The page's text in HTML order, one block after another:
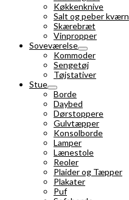
Køkkenknive
Salt og peber kværn
Skærebræt
Vinpropper
Soveværelse
Kommoder
Sengetøj
Tøjstativer
Stue
Borde
Daybed
Dørstoppere
Gulvtæpper
Konsolborde
Lamper
Lænestole
Reoler
Plaider og Tæpper
Plakater
Puf